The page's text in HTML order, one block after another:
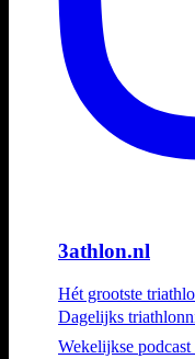
3athlon.nl
Hét grootste
Dagelijks
Wekelijkse